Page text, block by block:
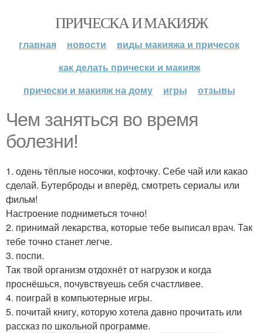
ПРИЧЕСКА И МАКИЯЖ
главная новости
виды макияжа и причесок
как делать прически и макияж
прически и макияж на дому
игры отзывы
Чем заняться во время
болезни!
1. одень тёплые носочки, кофточку. Себе чай или какао
сделай. Бутерброды и вперёд, смотреть сериалы или
фильм!
Настроение подниметься точно!
2. принимай лекарства, которые тебе выписал врач. Так
тебе точно станет легче.
3. поспи.
Так твой организм отдохнёт от нагрузок и когда
проснёшься, почувствуешь себя счастливее.
4. поиграй в компьютерные игры.
5. почитай книгу, которую хотела давно прочитать или
рассказ по школьной программе.